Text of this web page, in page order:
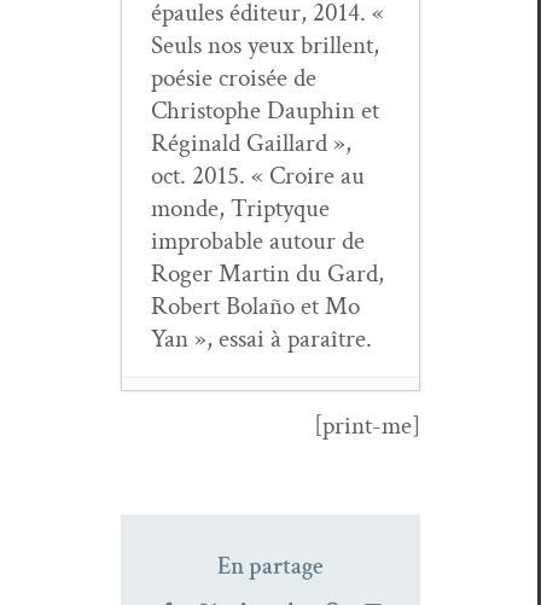
épaules édi­teur, 2014. «
Seuls nos yeux bril­lent,
poésie croisée de
Christophe Dauphin et
Régi­nald Gail­lard »,
oct. 2015. « Croire au
monde, Trip­tyque
improb­a­ble autour de
Roger Mar­tin du Gard,
Robert Bolaño et Mo
Yan », essai à paraître.
Pos­si­bles ,
Ernst Jan­dl,
[print-me]
En partage